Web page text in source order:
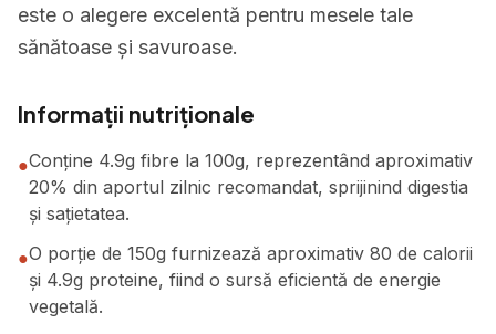
este o alegere excelentă pentru mesele tale
sănătoase și savuroase.
Informații nutriționale
●Conține 4.9g fibre la 100g, reprezentând aproximativ
20% din aportul zilnic recomandat, sprijinind digestia
și sațietatea.
●O porție de 150g furnizează aproximativ 80 de calorii
și 4.9g proteine, fiind o sursă eficientă de energie
vegetală.